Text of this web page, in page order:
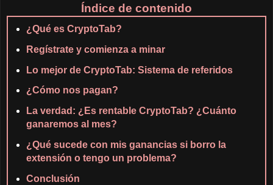
Índice de contenido
¿Qué es CryptoTab?
Regístrate y comienza a minar
Lo mejor de CryptoTab: Sistema de referidos
¿Cómo nos pagan?
La verdad: ¿Es rentable CryptoTab? ¿Cuánto
ganaremos al mes?
¿Qué sucede con mis ganancias si borro la
extensión o tengo un problema?
Conclusión